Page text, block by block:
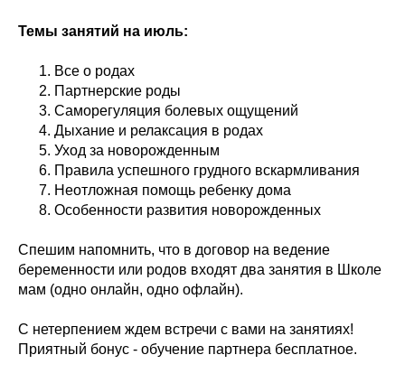
Темы занятий на июль:
Все о родах
Партнерские роды
Саморегуляция болевых ощущений
Дыхание и релаксация в родах
Уход за новорожденным
Правила успешного грудного вскармливания
Неотложная помощь ребенку дома
Особенности развития новорожденных
Спешим напомнить, что в договор на ведение
беременности или родов входят два занятия в Школе
мам (одно онлайн, одно офлайн).
С нетерпением ждем встречи с вами на занятиях!
Приятный бонус - обучение партнера бесплатное.